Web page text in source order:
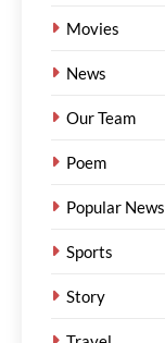
Movies
News
Our Team
Poem
Popular News
Sports
Story